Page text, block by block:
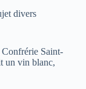
divers
Saint-
un vin blanc,